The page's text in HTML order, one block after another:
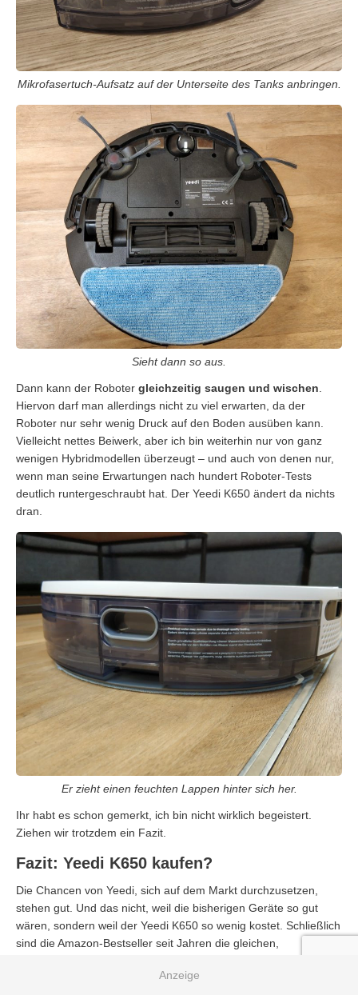
Mikrofasertuch-Aufsatz auf der Unterseite des Tanks anbringen.
Sieht dann so aus.
Dann kann der Roboter gleichzeitig saugen und wischen
Hiervon darf man allerdings nicht zu viel erwarten, da der
Roboter nur sehr wenig Druck auf den Boden ausüben kann.
Vielleicht nettes Beiwerk, aber ich bin weiterhin nur von ganz
wenigen Hybridmodellen überzeugt – und auch von denen nur,
wenn man seine Erwartungen nach hundert Roboter-Tests
deutlich runtergeschraubt hat. Der Yeedi K650 ändert da nichts
dran.
Er zieht einen feuchten Lappen hinter sich her.
Ihr habt es schon gemerkt, ich bin nicht wirklich begeistert.
Ziehen wir trotzdem ein Fazit.
Fazit: Yeedi K650 kaufen?
Die Chancen von Yeedi, sich auf dem Markt durchzusetzen,
stehen gut. Und das nicht, weil die bisherigen Geräte so gut
wären, sondern weil der Yeedi K650 so wenig kostet. Schließlich
sind die Amazon-Bestseller seit Jahren die gleichen,
(wir haben ihn damals nochals ILIFE V5S Pro getestet